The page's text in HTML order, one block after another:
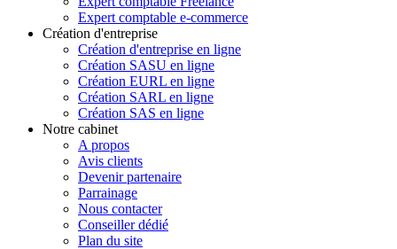
Expert comptable e-commerce
Création d'entreprise
Création d'entreprise en ligne
Création SASU en ligne
Création EURL en ligne
Création SARL en ligne
Création SAS en ligne
Notre cabinet
A propos
Avis clients
Devenir partenaire
Parrainage
Nous contacter
Conseiller dédié
Plan du site